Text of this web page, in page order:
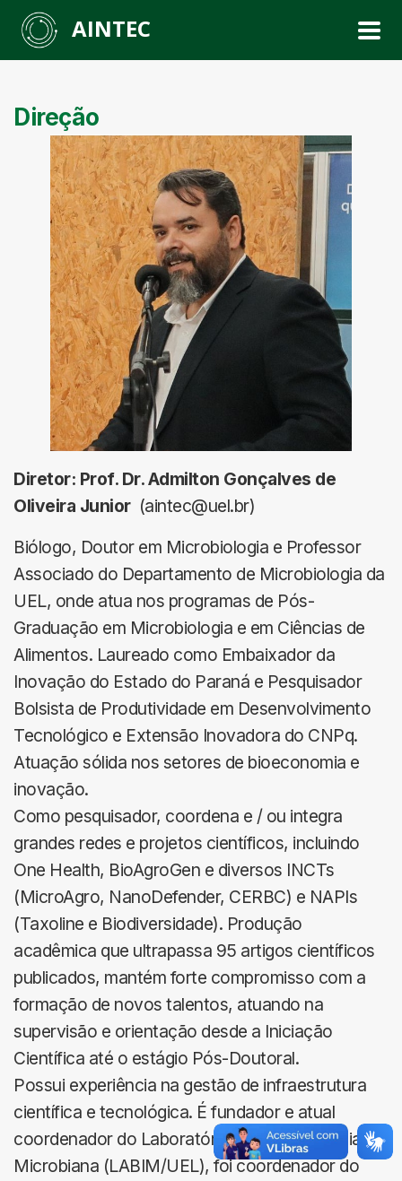
AINTEC
Direção
Diretor: Prof. Dr. Admilton Gonçalves de
Oliveira Junior (aintec@uel.br)
Biólogo, Doutor em Microbiologia e Professor
Associado do Departamento de Microbiologia da
UEL, onde atua nos programas de Pós-
Graduação em Microbiologia e em Ciências de
Alimentos. Laureado como Embaixador da
Inovação do Estado do Paraná e Pesquisador
Bolsista de Produtividade em Desenvolvimento
Tecnológico e Extensão Inovadora do CNPq.
Atuação sólida nos setores de bioeconomia e
inovação.
Como pesquisador, coordena e / ou integra
grandes redes e projetos científicos, incluindo
One Health, BioAgroGen e diversos INCTs
(MicroAgro, NanoDefender, CERBC) e NAPIs
(Taxoline e Biodiversidade). Produção
acadêmica que ultrapassa 95 artigos científicos
publicados, mantém forte compromisso com a
formação de novos talentos, atuando na
supervisão e orientação desde a Iniciação
Científica até o estágio Pós-Doutoral.
Possui experiência na gestão de infraestrutura
científica e tecnológica. É fundador e atual
coordenador do Laboratório de Biotecnologia
Microbiana (LABIM/UEL), foi coordenador do